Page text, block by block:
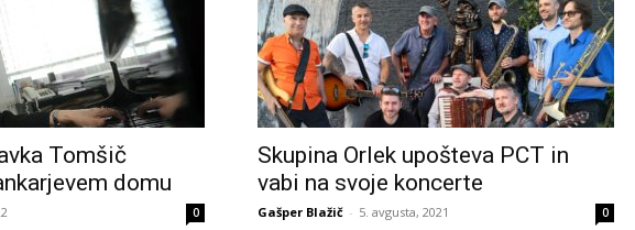
Tomšič
domu
0
Skupina Orlek upošteva PCT in
vabi na svoje koncerte
Gašper Blažič - 5. avgusta, 2021 0